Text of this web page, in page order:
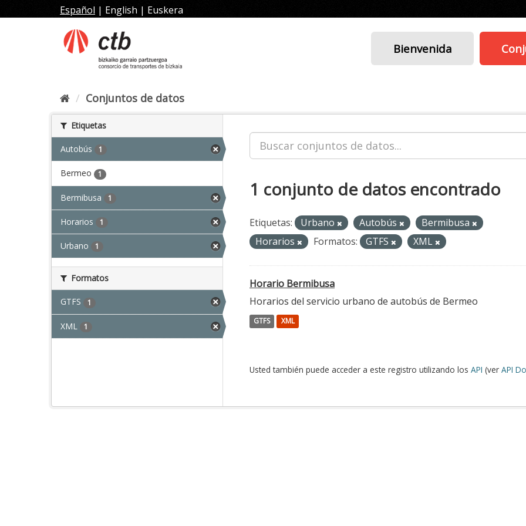
al
Español | English | Euskera
Bienvenida
Conjuntos de datos
Etiquetas
Autobús 1
Bermeo 1
Bermibusa 1
Horarios 1
Urbano 1
Formatos
GTFS 1
XML 1
1 conjunto de datos encontrado
Etiquetas: Urbano Autobús
Bermibusa
Horarios
Formatos: GTFS XML
Horario Bermibusa
Horarios del servicio urbano de autobús de Bermeo
GTFS XML
Usted también puede acceder a este registro utilizando los API (ver API